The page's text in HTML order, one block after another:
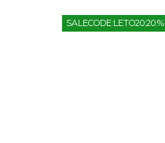
SALECODE:LETO20:20:%